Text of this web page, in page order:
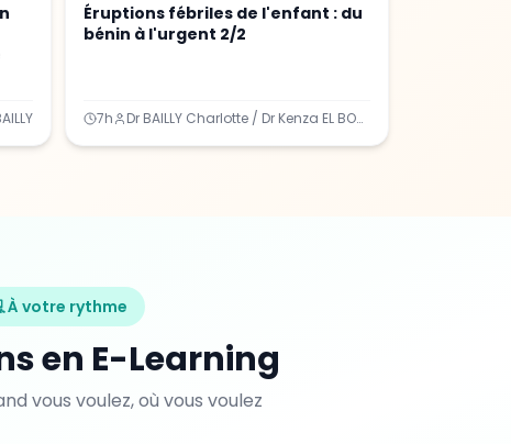
Éruptions fébriles de l'enfant : du
bénin à l'urgent 2/2
7h Dr BAILLY Charlotte / Dr Kenza EL BOUSSARGHINI / Dr GARNIER Arnaud
À votre rythme
en E-Learning
vous voulez, où vous voulez
vous rappelle pour vérifier
vers la formation